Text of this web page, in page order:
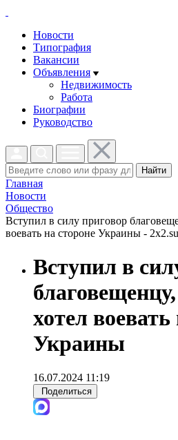
Новости
Типография
Вакансии
Объявления
Недвижимость
Работа
Биографии
Руководство
Найти
Главная
Новости
Общество
Вступил в силу приговор
воевать на стороне Украины - 2x2.su
Вступил в
хотел
Украины
16.07.2024 11:19
Поделиться